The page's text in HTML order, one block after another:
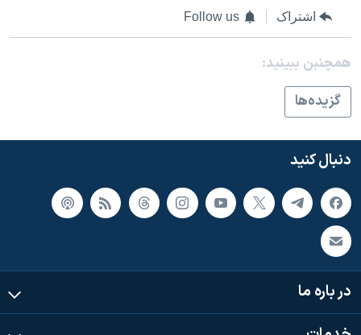
اشتراک Follow us
همچنبن ببینید:
گزيده‌ها
دنبال کنید
در باره ما